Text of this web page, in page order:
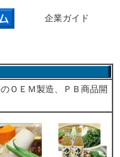
企業ガイド
ＯＥＭ製造、ＰＢ商品開